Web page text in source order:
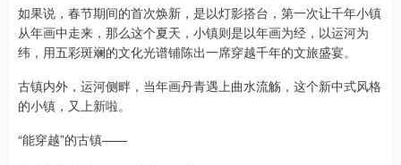
如果说，春节期间的首次焕新，是以灯影搭台，第一次让千年小镇
从年画中走来，那么这个夏天，小镇则是以年画为经，以运河为
纬，用五彩斑斓的文化光谱铺陈出一席穿越千年的文旅盛宴。
古镇内外，运河侧畔，当年画丹青遇上曲水流觞，这个新中式风格
的小镇，又上新啦。
“能穿越”的古镇——